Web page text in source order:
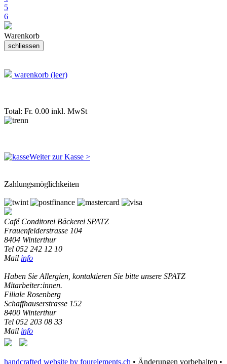
5
6
Warenkorb
warenkorb (leer)
Total: Fr. 0.00 inkl. MwSt
Weiter zur Kasse >
Zahlungsmöglichkeiten
Café Conditorei Bäckerei SPATZ
Frauenfelderstrasse 104
8404 Winterthur
Tel 052 242 12 10
Mail info
Haben Sie Allergien, kontaktieren Sie bitte unsere SPATZ
Mitarbeiter:innen.
Filiale Rosenberg
Schaffhauserstrasse 152
8400 Winterthur
Tel 052 203 08 33
Mail info
handcrafted website by fourelements.ch • Änderungen vorbehalten •